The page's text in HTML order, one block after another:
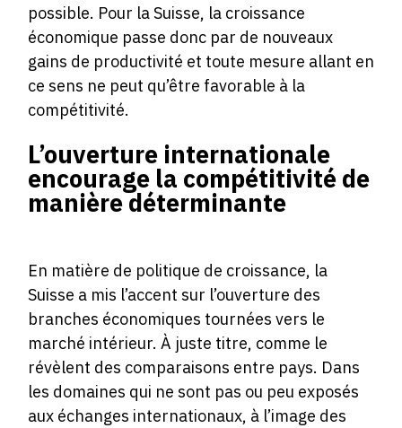
possible. Pour la Suisse, la croissance
économique passe donc par de nouveaux
gains de productivité et toute mesure allant en
ce sens ne peut qu’être favorable à la
compétitivité.
L’ouverture internationale
encourage la compétitivité de
manière déterminante
En matière de politique de croissance, la
Suisse a mis l’accent sur l’ouverture des
branches économiques tournées vers le
marché intérieur. À juste titre, comme le
révèlent des comparaisons entre pays. Dans
les domaines qui ne sont pas ou peu exposés
aux échanges internationaux, à l’image des